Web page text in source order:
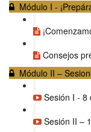
Módulo I -
Consejos
Módulo II –
Sesión I - 8
Sesión II –